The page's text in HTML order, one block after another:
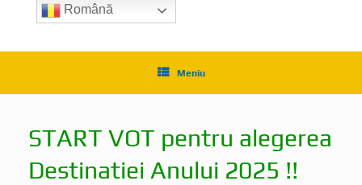
Română
Meniu
START VOT pentru alegerea
Destinatiei Anului 2025 !!